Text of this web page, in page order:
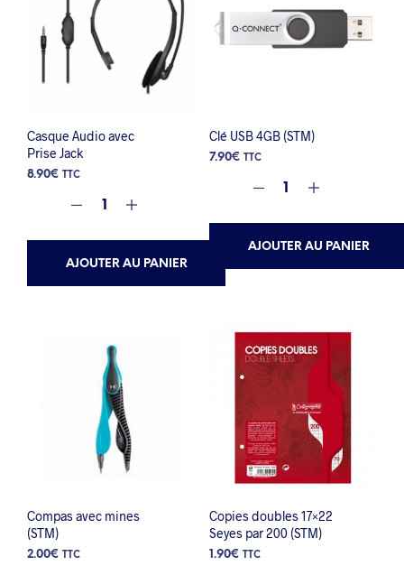
Casque Audio avec
Prise Jack
8.90€ TTC
AJOUTER AU PANIER
Clé USB 4GB (STM)
7.90€ TTC
AJOUTER AU PANIER
Compas avec mines
(STM)
2.00€ TTC
Copies doubles 17×22
Seyes par 200 (STM)
1.90€ TTC